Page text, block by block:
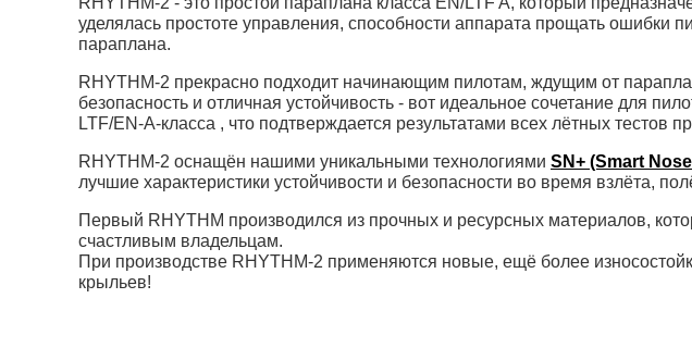
уделялась простоте управления, способности аппарата прощать ошибки
параплана.
RHYTHM-2 прекрасно подходит начинающим пилотам, ждущим от
безопасность и отличная устойчивость - вот идеальное сочетание для
LTF/EN-A-класса , что подтверждается результатами всех лётных тестов
RHYTHM-2 оснащён нашими уникальными технологиями SN+ (Smart
лучшие характеристики устойчивости и безопасности во время взлёта,
Первый RHYTHM производился из прочных и ресурсных материалов,
счастливым владельцам.
При производстве RHYTHM-2 применяются новые, ещё более
крыльев!